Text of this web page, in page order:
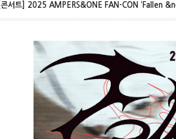
[콘서트] 2025 AMPERS&ONE FAN-CON ‘Fallen